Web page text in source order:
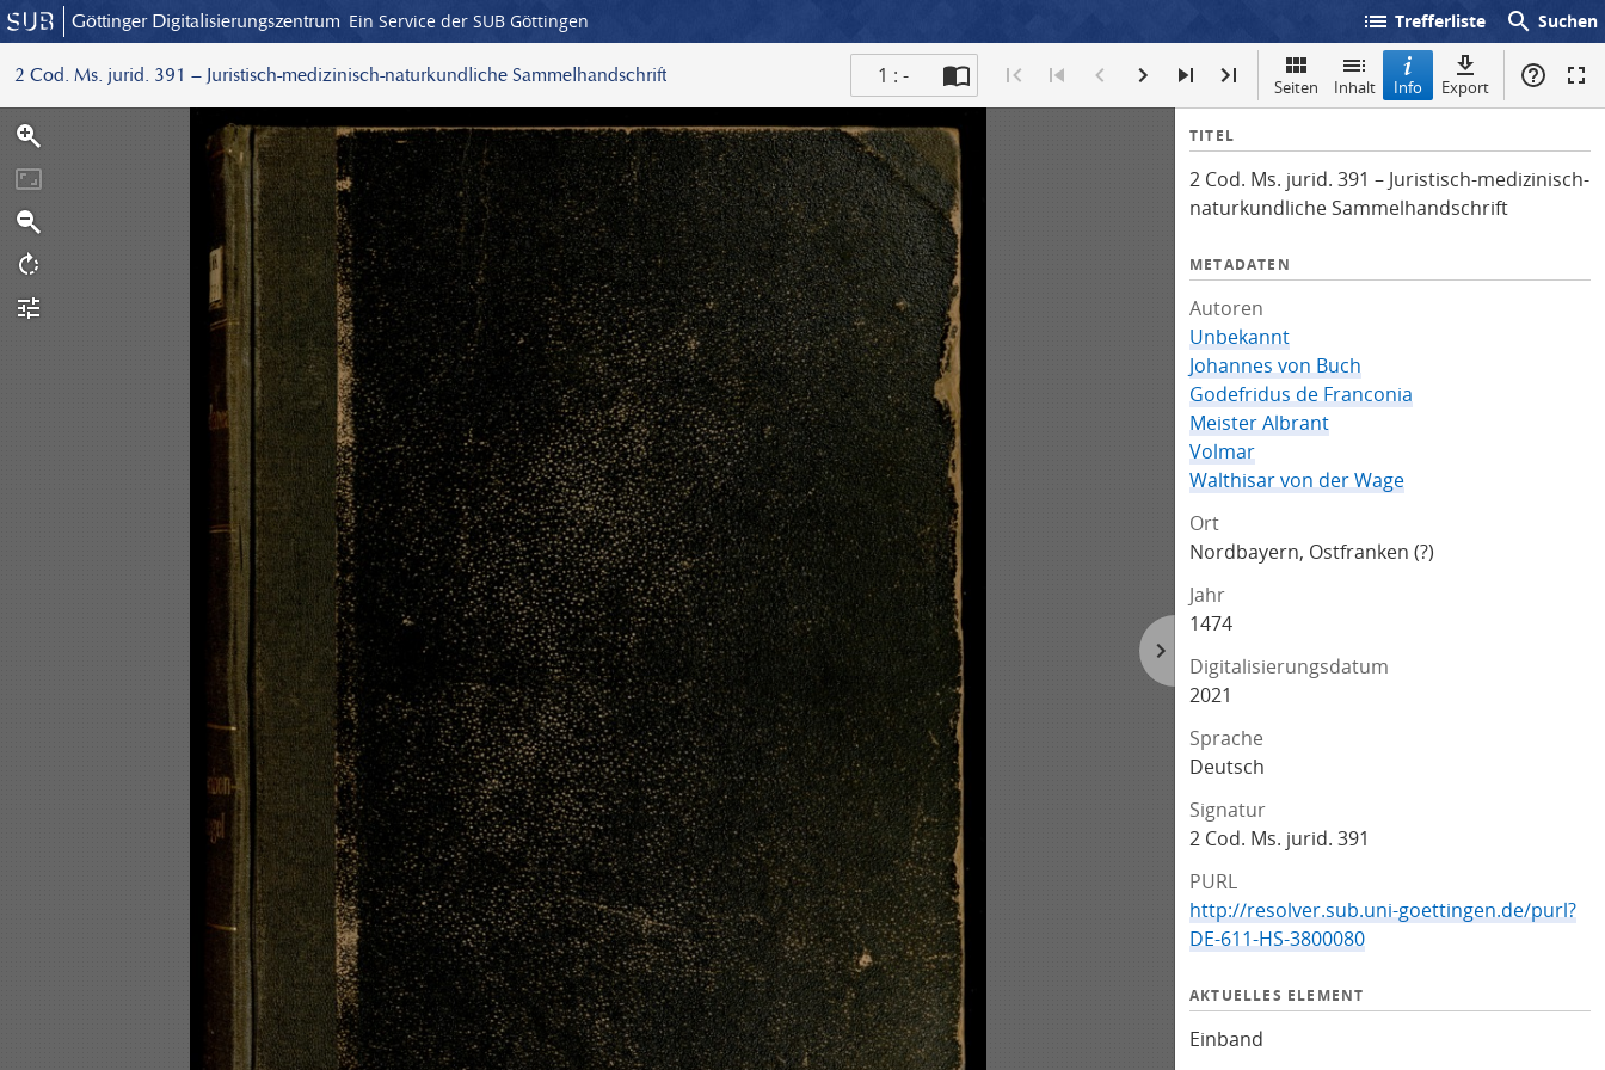
Göttinger Digitalisierungszentrum Ein Service der SUB Göttingen list Trefferliste search Suchen
2 Cod. Ms. jurid. 391 – Juristisch-medizinisch-naturkundliche Sammelhandschrift 1 : - Seiten Inhalt Info Export
I
f
o
TITEL
2 Cod. Ms. jurid. 391 – Juristisch-medizinisch-
naturkundliche Sammelhandschrift
METADATEN
Autoren
Unbekannt
Johannes von Buch
Godefridus de Franconia
Meister Albrant
Volmar
Walthisar von der Wage
Ort
Nordbayern, Ostfranken (?)
Jahr
1474
Digitalisierungsdatum
2021
Sprache
Deutsch
Signatur
2 Cod. Ms. jurid. 391
PURL
http://resolver.sub.uni-goettingen.de/purl?
DE-611-HS-3800080
AKTUELLES ELEMENT
Einband